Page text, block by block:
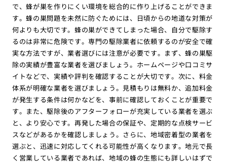
で、蜂が巣を作りにくい環境を総合的に作り上げることができま
す。蜂の巣問題を未然に防ぐためには、日頃からの地道な対策が
何よりも大切です。蜂の巣ができてしまった場合、自分で駆除す
るのは非常に危険です。専門の駆除業者に依頼するのが安全で確
実な方法ですが、業者選びには注意が必要です。まず、蜂の巣駆
除の実績が豊富な業者を選びましょう。ホームページや口コミサ
イトなどで、実績や評判を確認することが大切です。次に、料金
体系が明確な業者を選びましょう。見積もりは無料か、追加料金
が発生する条件は何かなどを、事前に確認しておくことが重要で
す。また、駆除後のアフターフォローが充実している業者を選ぶ
と、より安心です。再発した場合の保証や、定期的な点検サービ
スなどがあるかを確認しましょう。さらに、地域密着型の業者を
選ぶと、迅速に対応してくれる可能性が高くなります。地元で長
く営業している業者であれば、地域の蜂の生態にも詳しいはずで